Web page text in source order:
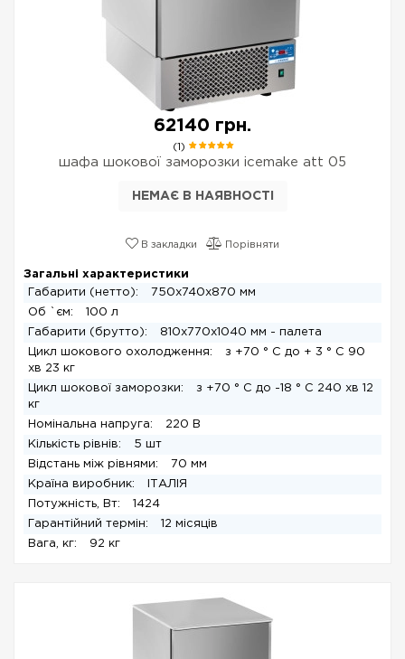
62140 грн.
(1)
шафа шокової заморозки icemake att 05
НЕМАЄ В НАЯВНОСТІ
В закладки Порівняти
Загальні характеристики
Габарити (нетто):
750x740x870 мм
Об `єм:
100 л
Габарити (брутто):
810x770x1040 мм - палета
Цикл шокового охолодження:
з +70 ° С до + 3 ° С 90
хв 23 кг
Цикл шокової заморозки:
з +70 ° С до -18 ° С 240 хв 12
кг
Номінальна напруга:
220 В
Кількість рівнів:
5 шт
Відстань між рівнями:
70 мм
Країна виробник:
ІТАЛІЯ
Потужність, Вт:
1424
Гарантійний термін:
12 місяців
Вага, кг:
92 кг